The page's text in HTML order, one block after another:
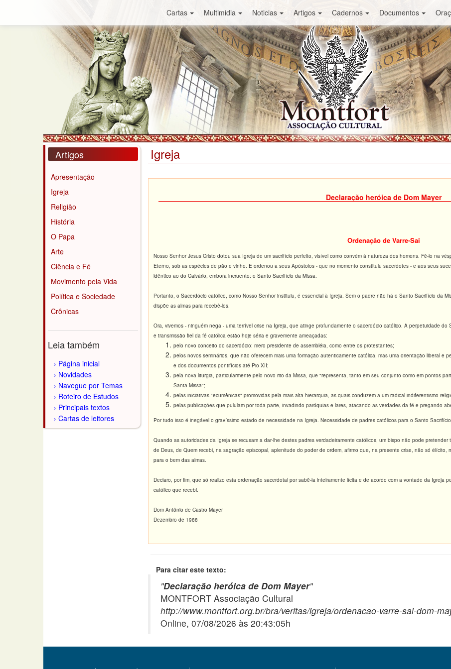
Cartas Multimidia Noticias Artigos Cadernos Documentos
Artigos
Apresentação
Igreja
Religião
História
O Papa
Arte
Ciência e Fé
Movimento pela Vida
Política e Sociedade
Crônicas
Leia também
Página inicial
Novidades
Navegue por Temas
Roteiro de Estudos
Principais textos
Cartas de leitores
Igreja
Declaração heróica de Dom Mayer
Ordenação de Varre-Sai
Nosso Senhor Jesus Cristo dotou sua Igreja de um sacrifício perfeito, visível como convém à natureza dos homens. Fê-lo na
Eterno, sob as espécies de pão e vinho. E or­denou a seus Apóstolos - que no momento constituiu sacerdotes - e aos seus
idêntico ao do Calvário, embora incruento: o Santo Sacrifício da Missa.
Portanto, o Sacerdócio católico, como Nosso Senhor instituiu, é essencial à Igreja. Sem o padre não há o Santo Sacri­fício da
dispõe as almas para recebê-los.
Ora, vivemos - ninguém nega - uma terrível crise na Igreja, que atinge profundamente o sacerdócio católico. A per­petuidade
e transmissão fiel da fé católica estão hoje séria e gravemente ameaçadas:
pelo novo conceito do sacerdócio: mero presidente de assembléia, como entre os protestantes;
pelos novos seminários, que não oferecem mais uma formação autenticamente católica, mas uma orientação libe­ral e
e dos documentos pontifícios até Pio XII;
pela nova liturgia, particularmente pelo novo rito da Missa, que "representa, tanto em seu conjunto como em pon­tos
Santa Missa";
pelas iniciativas "ecumênicas" promovidas pela mais alta hierarquia, as quais conduzem a um radical indiferentis­mo
pelas publicações que pululam por toda parte, invadindo paróquias e lares, atacando as verdades da fé e pregando
Por tudo isso é inegável o gravíssimo estado de necessidade na Igreja. Necessidade de padres católicos para o Santo
Quando as autoridades da Igreja se recusam a dar-lhe destes padres verdadeiramente católicos, um bispo não pode
de Deus, de Quem recebi, na sagração epis­copal, aplenitude do poder de ordem, afirmo que, na presente crise, não só élícito,
para o bem das almas.
Declaro, por fim, que só realizo esta ordenação sacerdotal por sabê-la inteiramente lícita e de acordo com a vontade da Igreja
católico que recebi.
Dom Antônio de Castro Mayer
Dezembro de 1988
Para citar este texto:
"Declaração heróica de Dom Mayer"
MONTFORT Associação Cultural
http://www.montfort.org.br/bra/veritas/igreja/ordenacao-varre-sai-dom-
Online, 07/08/2026 às 20:43:05h